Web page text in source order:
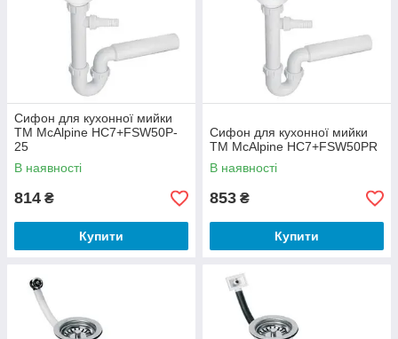
Сифон для кухонної мийки
ТМ McAlpine HC7+FSW50P-
25
В наявності
814 ₴
Купити
Сифон для кухонної мийки
ТМ McAlpine HC7+FSW50PR
В наявності
853 ₴
Купити